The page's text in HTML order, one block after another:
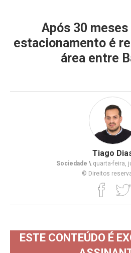
Após 30
estacionamento é
área entre
Tiago
Sociedade \quarta-feira,
© Direitos
ESTE CONTEÚDO É